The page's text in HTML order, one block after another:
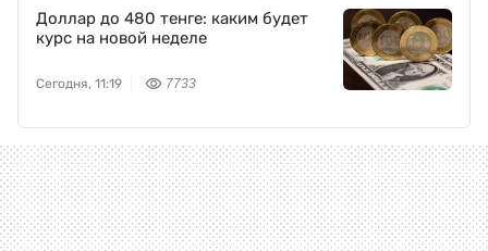
Доллар до 480 тенге: каким будет
курс на новой неделе
Сегодня, 11:19 7733